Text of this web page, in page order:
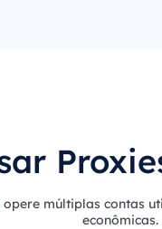
múltiplas contas
econômicas.